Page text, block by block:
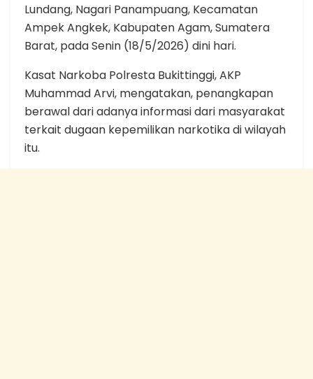
Lundang, Nagari Panampuang, Kecamatan
Ampek Angkek, Kabupaten Agam, Sumatera
Barat, pada Senin (18/5/2026) dini hari.
Kasat Narkoba Polresta Bukittinggi, AKP
Muhammad Arvi, mengatakan, penangkapan
berawal dari adanya informasi dari masyarakat
terkait dugaan kepemilikan narkotika di wilayah
itu.